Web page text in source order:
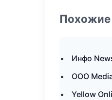
Похожие
Инфо
ООО
Yellow